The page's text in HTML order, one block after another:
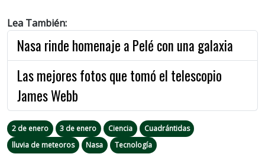
Lea También:
Nasa rinde homenaje a Pelé con una galaxia
Las mejores fotos que tomó el telescopio
James Webb
2 de enero 3 de enero Ciencia
Cuadrántidas
lluvia de meteoros
Nasa Tecnología